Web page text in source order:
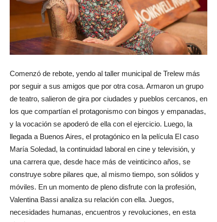
Comenzó de rebote, yendo al taller municipal de Trelew más
por seguir a sus amigos que por otra cosa. Armaron un grupo
de teatro, salieron de gira por ciudades y pueblos cercanos, en
los que compartían el protagonismo con bingos y empanadas,
y la vocación se apoderó de ella con el ejercicio. Luego, la
llegada a Buenos Aires, el protagónico en la película El caso
María Soledad, la continuidad laboral en cine y televisión, y
una carrera que, desde hace más de veinticinco años, se
construye sobre pilares que, al mismo tiempo, son sólidos y
móviles. En un momento de pleno disfrute con la profesión,
Valentina Bassi analiza su relación con ella. Juegos,
necesidades humanas, encuentros y revoluciones, en esta